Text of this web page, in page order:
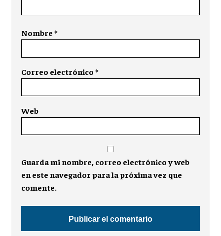
Nombre*
Correo electrónico*
Web
Guarda mi nombre, correo electrónico y web
en este navegador para la próxima vez que
comente.